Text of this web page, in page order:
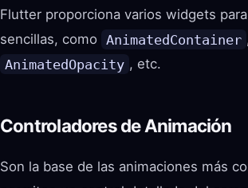
Flutter proporciona varios widgets
sencillas, como AnimatedContainer
AnimatedOpacity , etc.
Controladores de Animación
Son la base de las animaciones más